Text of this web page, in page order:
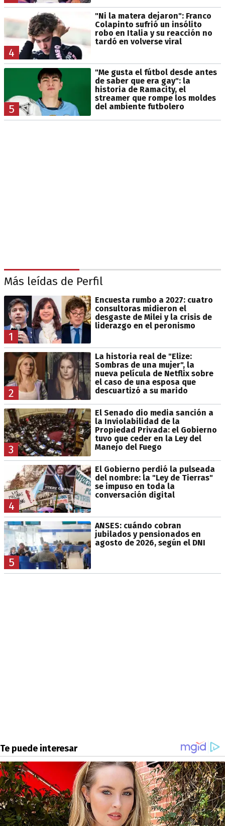
4
"Ni la matera dejaron": Franco
Colapinto sufrió un insólito
robo en Italia y su reacción no
tardó en volverse viral
5
"Me gusta el fútbol desde antes
de saber que era gay": la
historia de Ramacity, el
streamer que rompe los moldes
del ambiente futbolero
Más leídas de Perfil
1
Encuesta rumbo a 2027: cuatro
consultoras midieron el
desgaste de Milei y la crisis de
liderazgo en el peronismo
2
La historia real de "Elize:
Sombras de una mujer", la
nueva película de Netflix sobre
el caso de una esposa que
descuartizó a su marido
3
El Senado dio media sanción a
la Inviolabilidad de la
Propiedad Privada: el Gobierno
tuvo que ceder en la Ley del
Manejo del Fuego
4
El Gobierno perdió la pulseada
del nombre: la "Ley de Tierras"
se impuso en toda la
conversación digital
5
ANSES: cuándo cobran
jubilados y pensionados en
agosto de 2026, según el DNI